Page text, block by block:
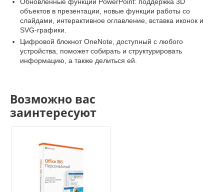
объектов в презентации, новые функции работы со
слайдами, интерактивное оглавление, вставка иконок и
SVG-графики.
Цифровой блокнот OneNote, доступный с любого
устройства, поможет собирать и структурировать
информацию, а также делиться ей.
Возможно вас
заинтересуют